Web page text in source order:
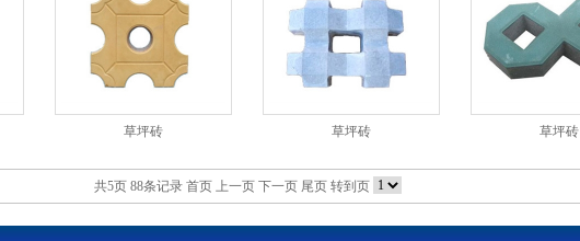
草坪砖 草坪砖 草坪砖
共5页 88条记录 首页 上一页 下一页 尾页转到页